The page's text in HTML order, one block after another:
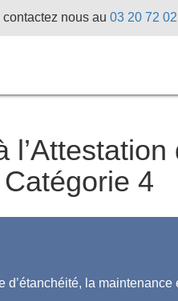
contactez nous au03 20 72
4
d’étanchéité, la